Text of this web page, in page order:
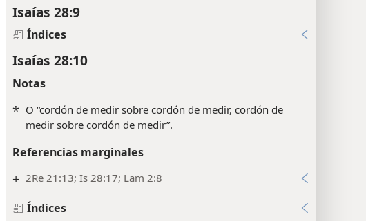
Isaías 28:9
Índices
Isaías 28:10
Notas
* O “cordón de medir sobre cordón de medir, cordón de
medir sobre cordón de medir”.
Referencias marginales
+ 2Re 21:13; Is 28:17; Lam 2:8
Índices